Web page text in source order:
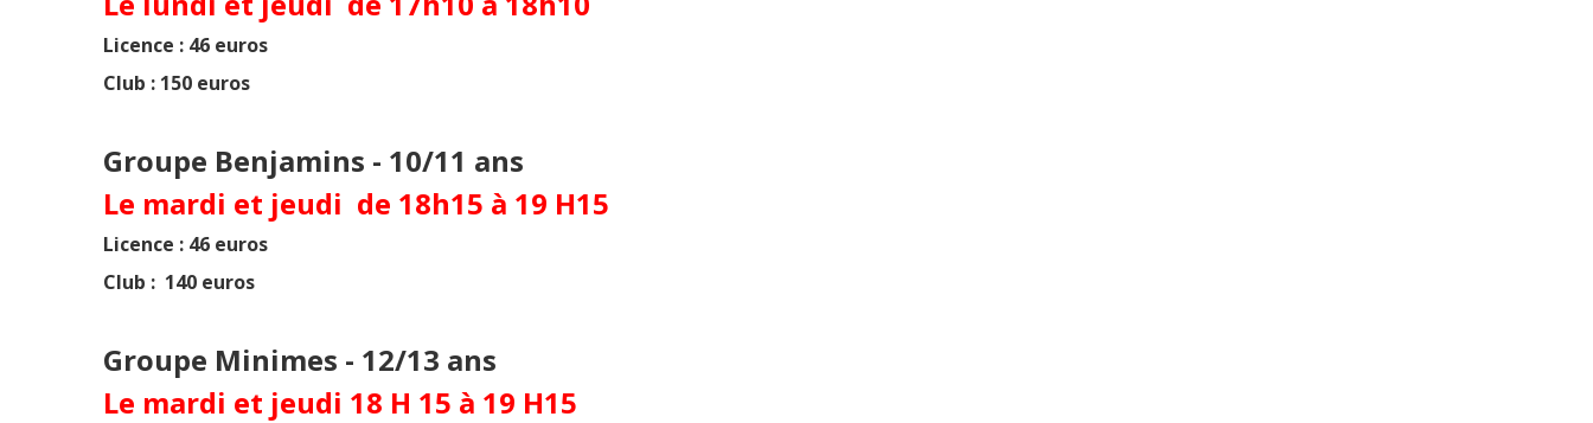
Licence : 46 euros
Club : 150 euros
Groupe Benjamins - 10/11 ans
Le mardi et jeudi de 18h15 à 19 H15
Licence : 46 euros
Club : 140 euros
Groupe Minimes - 12/13 ans
Le mardi et jeudi 18 H 15 à 19 H15